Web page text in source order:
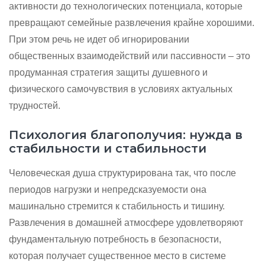
активности до технологических потенциала, которые
превращают семейные развлечения крайне хорошими.
При этом речь не идет об игнорировании
общественных взаимодействий или пассивности – это
продуманная стратегия защиты душевного и
физического самочувствия в условиях актуальных
трудностей.
Психология благополучия: нужда в
стабильности и стабильности
Человеческая душа структурирована так, что после
периодов нагрузки и непредсказуемости она
машинально стремится к стабильность и тишину.
Развлечения в домашней атмосфере удовлетворяют
фундаментальную потребность в безопасности,
которая получает существенное место в системе